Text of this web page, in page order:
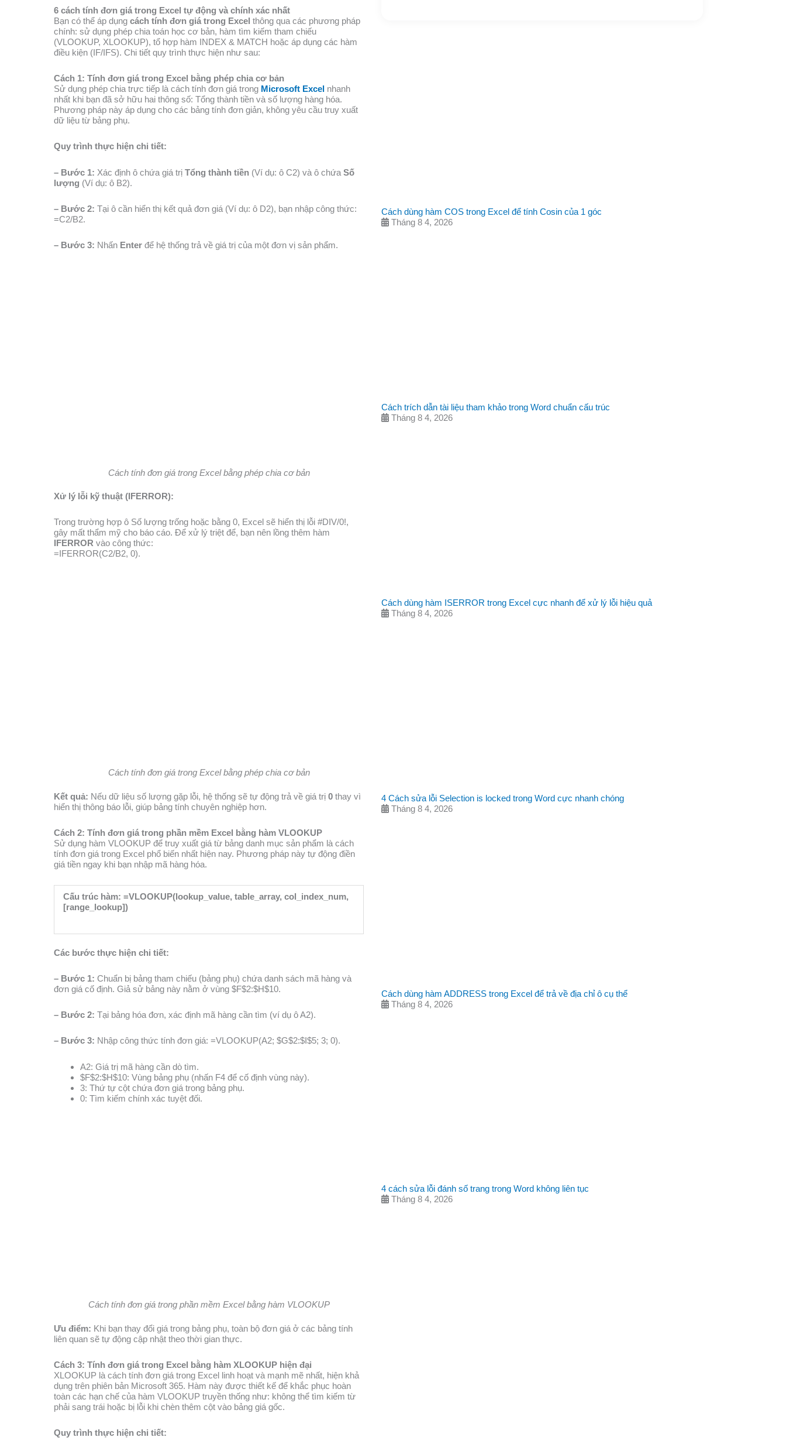
6 cách tính đơn giá trong Excel tự động và chính xác nhất
Bạn có thể áp dụng cách tính đơn giá trong Excel thông qua các phương pháp
chính: sử dụng phép chia toán học cơ bản, hàm tìm kiếm tham chiếu
(VLOOKUP, XLOOKUP), tổ hợp hàm INDEX & MATCH hoặc áp dụng các hàm
điều kiện (IF/IFS). Chi tiết quy trình thực hiện như sau:
Cách 1: Tính đơn giá trong Excel bằng phép chia cơ bản
Sử dụng phép chia trực tiếp là cách tính đơn giá trong Microsoft Excel nhanh
nhất khi bạn đã sở hữu hai thông số: Tổng thành tiền và số lượng hàng hóa.
Phương pháp này áp dụng cho các bảng tính đơn giản, không yêu cầu truy xuất
dữ liệu từ bảng phụ.
Quy trình thực hiện chi tiết:
– Bước 1: Xác định ô chứa giá trị Tổng thành tiền (Ví dụ: ô C2) và ô chứa Số
lượng (Ví dụ: ô B2).
– Bước 2: Tại ô cần hiển thị kết quả đơn giá (Ví dụ: ô D2), bạn nhập công thức:
=C2/B2.
– Bước 3: Nhấn Enter để hệ thống trả về giá trị của một đơn vị sản phẩm.
Cách tính đơn giá trong Excel bằng phép chia cơ bản
Xử lý lỗi kỹ thuật (IFERROR):
Trong trường hợp ô Số lượng trống hoặc bằng 0, Excel sẽ hiển thị lỗi #DIV/0!,
gây mất thẩm mỹ cho báo cáo. Để xử lý triệt để, bạn nên lồng thêm hàm
IFERROR vào công thức:
=IFERROR(C2/B2, 0).
Cách tính đơn giá trong Excel bằng phép chia cơ bản
Kết quả: Nếu dữ liệu số lượng gặp lỗi, hệ thống sẽ tự động trả về giá trị 0 thay vì
hiển thị thông báo lỗi, giúp bảng tính chuyên nghiệp hơn.
Cách 2: Tính đơn giá trong phần mềm Excel bằng hàm VLOOKUP
Sử dụng hàm VLOOKUP để truy xuất giá từ bảng danh mục sản phẩm là cách
tính đơn giá trong Excel phổ biến nhất hiện nay. Phương pháp này tự động điền
giá tiền ngay khi bạn nhập mã hàng hóa.
Cấu trúc hàm: =VLOOKUP(lookup_value, table_array, col_index_num,
[range_lookup])
Các bước thực hiện chi tiết:
– Bước 1: Chuẩn bị bảng tham chiếu (bảng phụ) chứa danh sách mã hàng và
đơn giá cố định. Giả sử bảng này nằm ở vùng $F$2:$H$10.
– Bước 2: Tại bảng hóa đơn, xác định mã hàng cần tìm (ví dụ ô A2).
– Bước 3: Nhập công thức tính đơn giá: =VLOOKUP(A2; $G$2:$I$5; 3; 0).
A2: Giá trị mã hàng cần dò tìm.
$F$2:$H$10: Vùng bảng phụ (nhấn F4 để cố định vùng này).
3: Thứ tự cột chứa đơn giá trong bảng phụ.
0: Tìm kiếm chính xác tuyệt đối.
Cách tính đơn giá trong phần mềm Excel bằng hàm VLOOKUP
Ưu điểm: Khi bạn thay đổi giá trong bảng phụ, toàn bộ đơn giá ở các bảng tính
liên quan sẽ tự động cập nhật theo thời gian thực.
Cách 3: Tính đơn giá trong Excel bằng hàm XLOOKUP hiện đại
XLOOKUP là cách tính đơn giá trong Excel linh hoạt và mạnh mẽ nhất, hiện khả
dụng trên phiên bản Microsoft 365. Hàm này được thiết kế để khắc phục hoàn
toàn các hạn chế của hàm VLOOKUP truyền thống như: không thể tìm kiếm từ
phải sang trái hoặc bị lỗi khi chèn thêm cột vào bảng giá gốc.
Quy trình thực hiện chi tiết:
Cách dùng hàm COS trong Excel để tính Cosin của 1 góc
Tháng 8 4, 2026
Cách trích dẫn tài liệu tham khảo trong Word chuẩn cấu trúc
Tháng 8 4, 2026
Cách dùng hàm ISERROR trong Excel cực nhanh để xử lý lỗi hiệu quả
Tháng 8 4, 2026
4 Cách sửa lỗi Selection is locked trong Word cực nhanh chóng
Tháng 8 4, 2026
Cách dùng hàm ADDRESS trong Excel để trả về địa chỉ ô cụ thể
Tháng 8 4, 2026
4 cách sửa lỗi đánh số trang trong Word không liên tục
Tháng 8 4, 2026